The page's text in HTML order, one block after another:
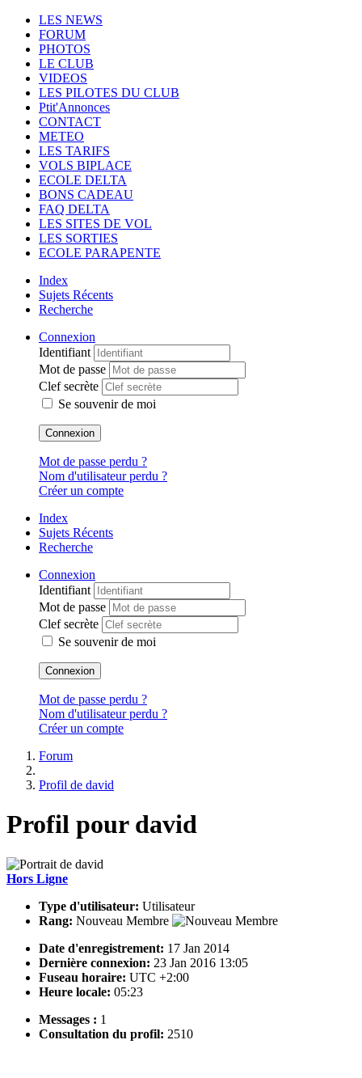
LES NEWS
FORUM
PHOTOS
LE CLUB
VIDEOS
LES PILOTES DU CLUB
Ptit'Annonces
CONTACT
METEO
LES TARIFS
VOLS BIPLACE
ECOLE DELTA
BONS CADEAU
FAQ DELTA
LES SITES DE VOL
LES SORTIES
ECOLE PARAPENTE
Index
Sujets Récents
Recherche
Connexion
Identifiant
Mot de passe
Clef secrète
Se souvenir de moi
Connexion
Mot de passe perdu ?
Nom d'utilisateur perdu ?
Créer un compte
Index
Sujets Récents
Recherche
Connexion
Identifiant
Mot de passe
Clef secrète
Se souvenir de moi
Connexion
Mot de passe perdu ?
Nom d'utilisateur perdu ?
Créer un compte
Forum
Profil de david
Profil pour david
Hors Ligne
Type d'utilisateur: Utilisateur
Rang: Nouveau Membre
Date d'enregistrement: 17 Jan 2014
Dernière connexion: 23 Jan 2016 13:05
Fuseau horaire: UTC +2:00
Heure locale: 05:23
Messages : 1
Consultation du profil: 2510